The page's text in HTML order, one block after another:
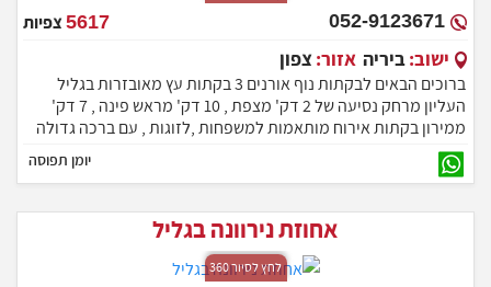
052-9123671
5617צפיות
ישוב:ביריה אזור:צפון
ברוכים הבאים לבקתות נוף אורנים 3 בקתות עץ מאובזרות בגליל
העליון מרחק נסיעה של 2 דק' מצפת , 10 דק' מראש פינה , 7 דק'
ממירון בקתות אירוח מותאמות למשפחות ,לזוגות , עם ברכה גדולה
מפנקת
יומן תפוסה
אחוזת נירוונה בגליל
לחץ לסיור 360